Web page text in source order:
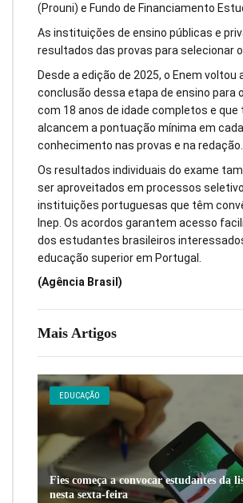
Mais Artigos
EDUCAÇÃO
Fies começa a convocar estudantes da
nesta sexta-feira
(Prouni) e Fundo de Financiamento
As instituições de ensino públicas e
resultados das provas para selecionar
Desde a edição de 2025, o Enem voltou
conclusão dessa etapa de ensino para
com 18 anos de idade completos e que
alcancem a pontuação mínima em
conhecimento nas provas e na redação.
Os resultados individuais do exame
ser aproveitados em processos
instituições portuguesas que têm
Inep. Os acordos garantem acesso
dos estudantes brasileiros
educação superior em Portugal.
(Agência Brasil)